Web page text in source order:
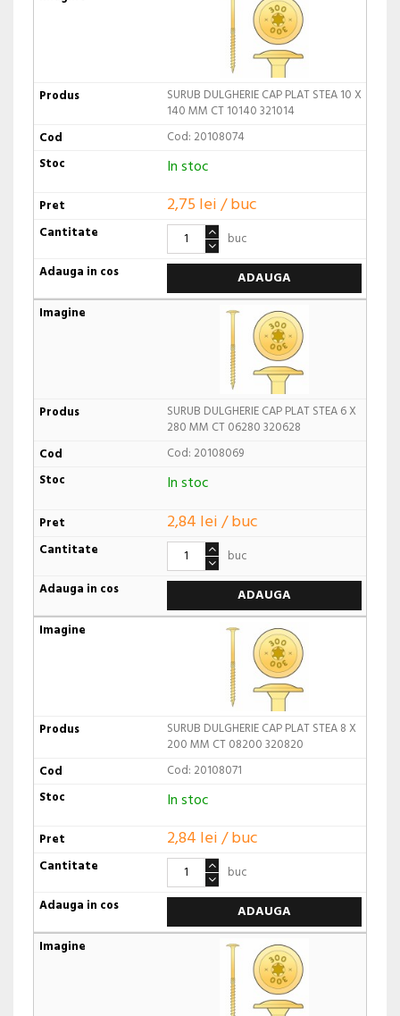
SURUB DULGHERIE CAP PLAT STEA 10 X
140 MM CT 10140 321014
Cod: 20108074
In stoc
2,75 lei / buc
buc
ADAUGA
SURUB DULGHERIE CAP PLAT STEA 6 X
280 MM CT 06280 320628
Cod: 20108069
In stoc
2,84 lei / buc
buc
ADAUGA
SURUB DULGHERIE CAP PLAT STEA 8 X
200 MM CT 08200 320820
Cod: 20108071
In stoc
2,84 lei / buc
buc
ADAUGA